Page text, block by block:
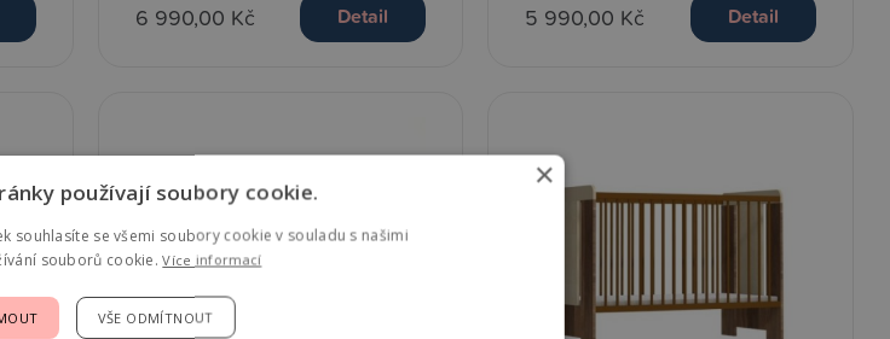
6 990,00 Kč Detail 5 990,00 Kč Detail
×
používají soubory cookie.
souhlasíte se všemi soubory cookie v souladu s našimi
souborů cookie.Více informací
VŠE ODMÍTNOUT